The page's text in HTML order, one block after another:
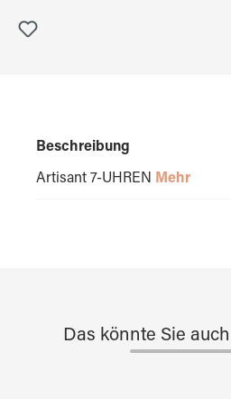
Beschreibung
Artisant 7-UHREN Mehr
Das könnte Sie